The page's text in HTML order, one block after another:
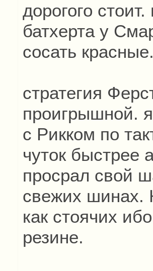
дорогого
батхерта у
сосать
стратегия
проигрышной.
с Рикком по
чуток быстрее
просрал свой
свежих шинах.
как стоячих
резине.